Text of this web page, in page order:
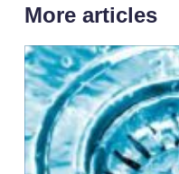
More articles